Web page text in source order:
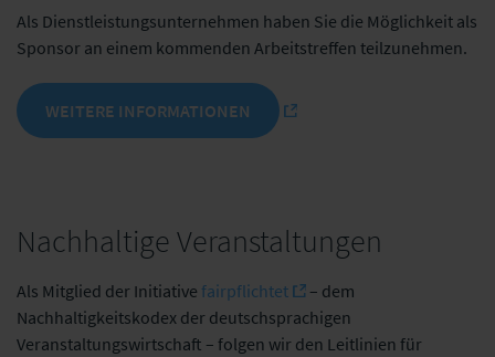
Als Dienstleistungsunternehmen haben Sie die Möglichkeit als
Sponsor an einem kommenden Arbeitstreffen teilzunehmen.
WEITERE INFORMATIONEN
Nachhaltige Veranstaltungen
Als Mitglied der Initiative fairpflichtet
– dem
Nachhaltigkeitskodex der deutschsprachigen
Veranstaltungswirtschaft – folgen wir den Leitlinien für